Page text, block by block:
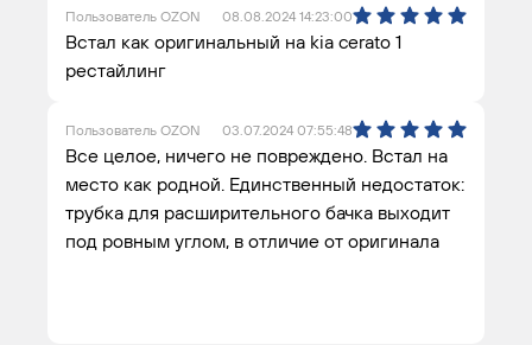
Пользователь OZON 08.08.2024 14:23:00
Встал как оригинальный на kia cerato 1
рестайлинг
Пользователь OZON 03.07.2024 07:55:48
Все целое, ничего не повреждено. Встал на
место как родной. Единственный недостаток:
трубка для расширительного бачка выходит
под ровным углом, в отличие от оригинала